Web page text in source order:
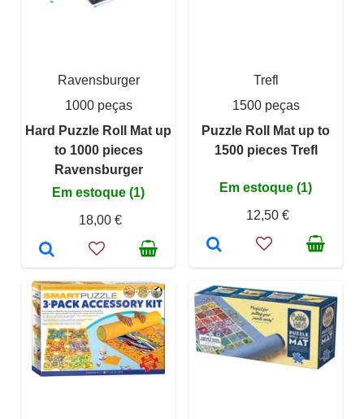
Ravensburger
1000 peças
Hard Puzzle Roll Mat up
to 1000 pieces
Ravensburger
Em estoque (1)
18,00 €
Trefl
1500 peças
Puzzle Roll Mat up to
1500 pieces Trefl
Em estoque (1)
12,50 €